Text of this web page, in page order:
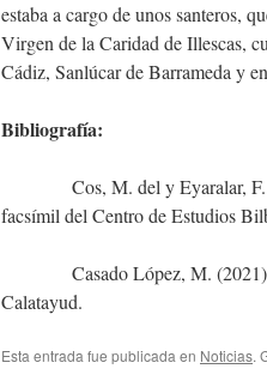
estaba a cargo de unos santeros,
Virgen de la Caridad de Illescas,
Cádiz, Sanlúcar de Barrameda y
Bibliografía:
Cos, M. del y Eyaralar, F.
facsímil del Centro de Estudios
Casado López, M.
Calatayud.
Esta entrada fue publicada en Noticias.